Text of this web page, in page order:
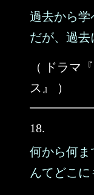
過去から学
だが、過去
（ ドラマ
ス』 ）
18.
何から何ま
んてどこに